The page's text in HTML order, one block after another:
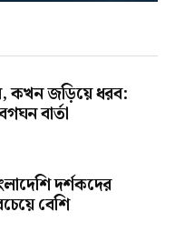
কখন জড়িয়ে ধরব:
বার্তা
দর্শকদের
বেশি